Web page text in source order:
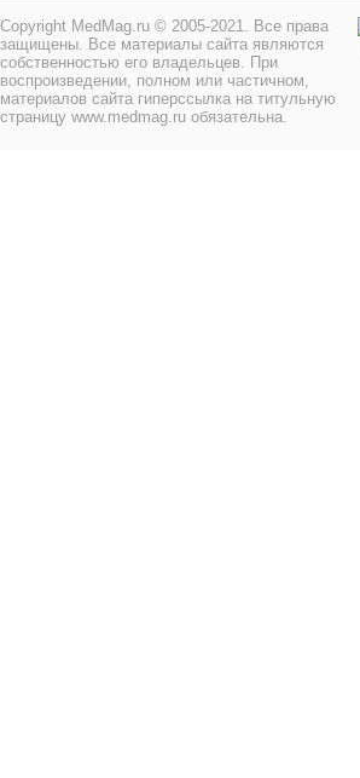
Copyright MedMag.ru © 2005-2021. Все права
защищены. Все материалы сайта являются
собственностью его владельцев. При
воспроизведении, полном или частичном,
материалов сайта гиперссылка на титульную
страницу www.medmag.ru обязательна.